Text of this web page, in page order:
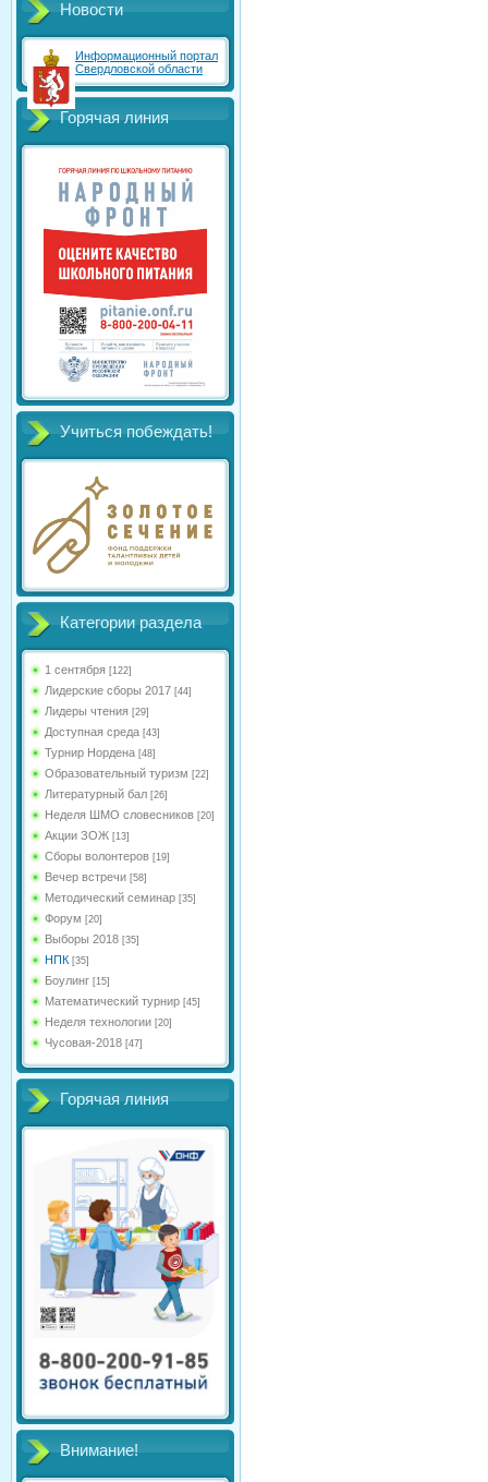
Новости
Информационный портал
Свердловской области
Горячая линия
Учиться побеждать!
Категории раздела
1 сентября [122]
Лидерские сборы 2017 [44]
Лидеры чтения [29]
Доступная среда [43]
Турнир Нордена [48]
Образовательный туризм [22]
Литературный бал [26]
Неделя ШМО словесников [20]
Акции ЗОЖ [13]
Сборы волонтеров [19]
Вечер встречи [58]
Методический семинар [35]
Форум [20]
Выборы 2018 [35]
НПК [35]
Боулинг [15]
Математический турнир [45]
Неделя технологии [20]
Чусовая-2018 [47]
Горячая линия
Внимание!